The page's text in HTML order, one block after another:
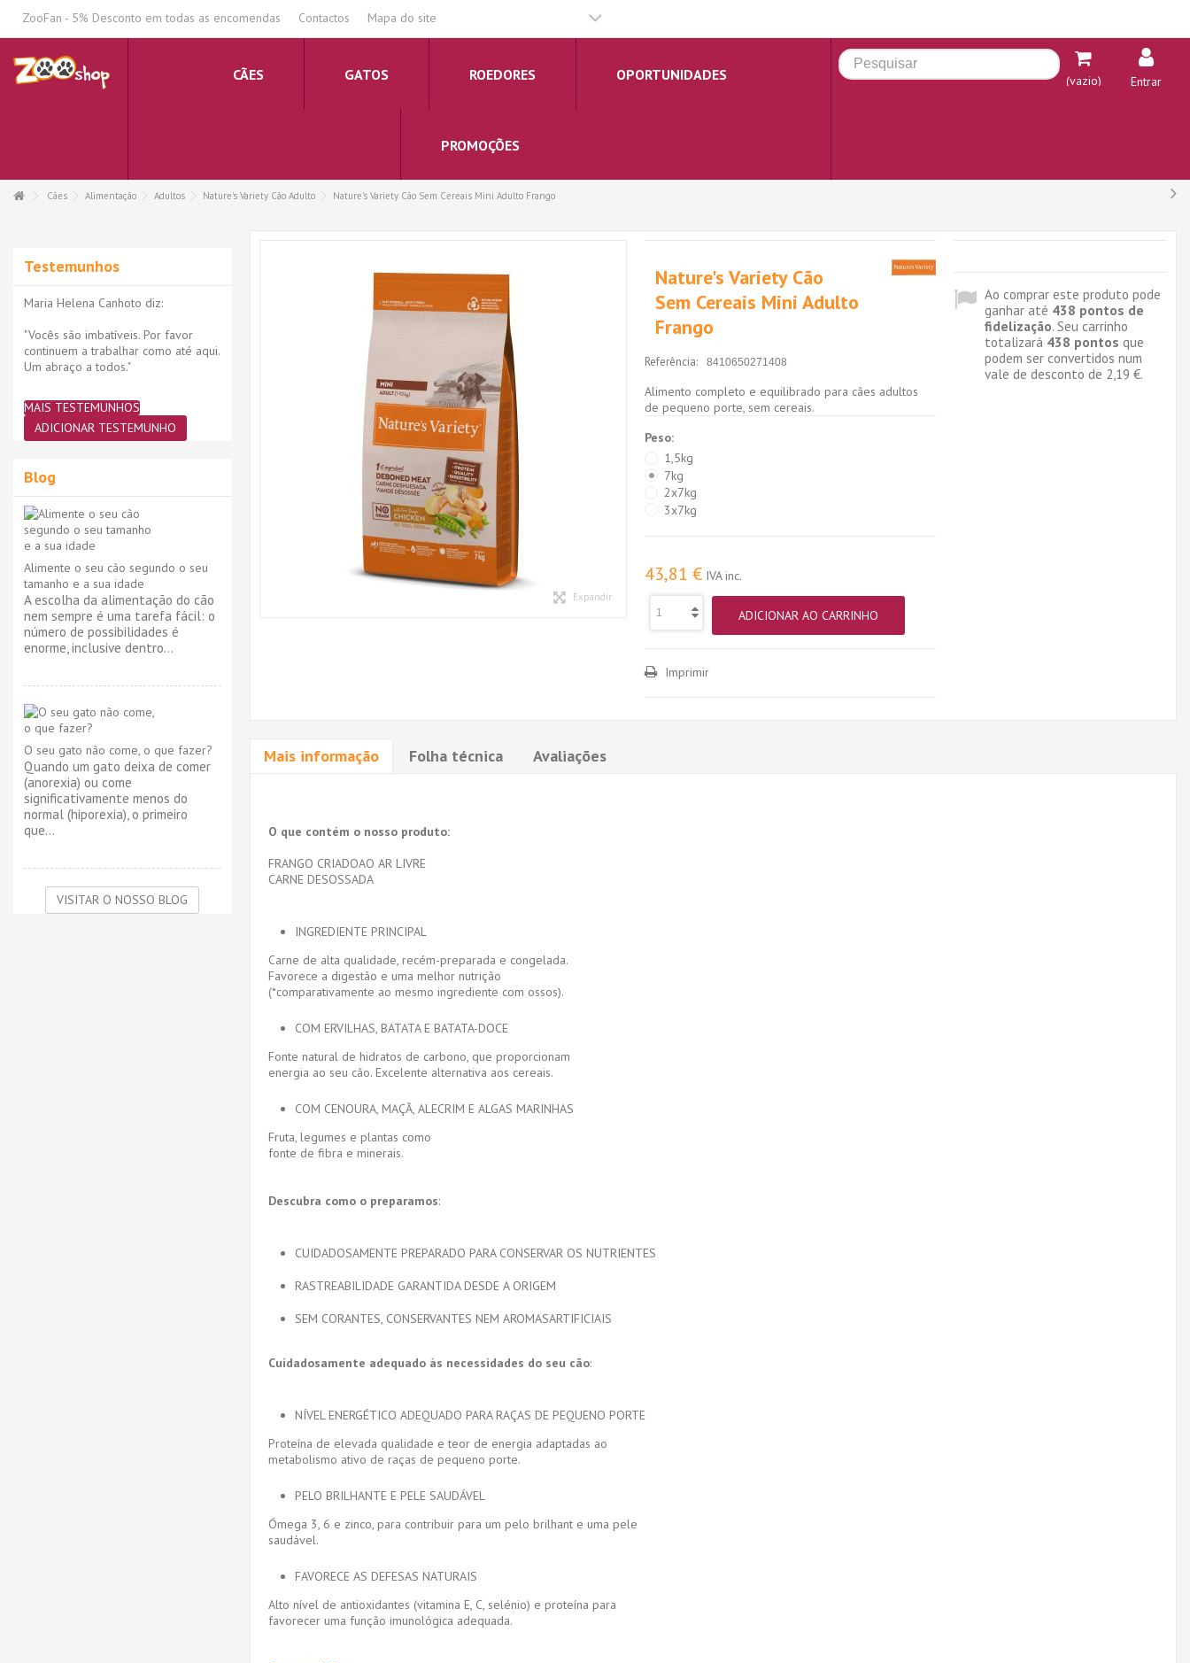
ZooFan - 5% Desconto em todas as encomendas Contactos Mapa do site
CÃES GATOS ROEDORES OPORTUNIDADES
PROMOÇÕES
(vazio) Entrar
Cães Alimentação Adultos Nature's Variety Cão Adulto Nature's Variety Cão Sem Cereais Mini Adulto Frango
Expandir
Nature's Variety Cão
Sem Cereais Mini Adulto
Frango
Referência: 8410650271408
Alimento completo e equilibrado para cães adultos
de pequeno porte, sem cereais.
Peso:
1,5kg
7kg
2x7kg
3x7kg
43,81 € IVA inc.
ADICIONAR AO CARRINHO
Imprimir
Ao comprar este produto pode
ganhar até 438 pontos de
fidelização. Seu carrinho
totalizará 438 pontos que
podem ser convertidos num
vale de desconto de 2,19 €.
Mais informação Folha técnica Avaliações
O que contém o nosso produto:
FRANGO CRIADOAO AR LIVRE
CARNE DESOSSADA
INGREDIENTE PRINCIPAL
Carne de alta qualidade, recém-preparada e congelada.
Favorece a digestão e uma melhor nutrição
(*comparativamente ao mesmo ingrediente com ossos).
COM ERVILHAS, BATATA E BATATA-DOCE
Fonte natural de hidratos de carbono, que proporcionam
energia ao seu cão. Excelente alternativa aos cereais.
COM CENOURA, MAÇÃ, ALECRIM E ALGAS MARINHAS
Fruta, legumes e plantas como
fonte de fibra e minerais.
Descubra como o preparamos:
CUIDADOSAMENTE PREPARADO PARA CONSERVAR OS NUTRIENTES
RASTREABILIDADE GARANTIDA DESDE A ORIGEM
SEM CORANTES, CONSERVANTES NEM AROMASARTIFICIAIS
Cuidadosamente adequado às necessidades do seu cão:
NÍVEL ENERGÉTICO ADEQUADO PARA RAÇAS DE PEQUENO PORTE
Proteína de elevada qualidade e teor de energia adaptadas ao
metabolismo ativo de raças de pequeno porte.
PELO BRILHANTE E PELE SAUDÁVEL
Ómega 3, 6 e zinco, para contribuir para um pelo brilhant e uma pele
saudável.
FAVORECE AS DEFESAS NATURAIS
Alto nível de antioxidantes (vitamina E, C, selénio) e proteína para
favorecer uma função imunológica adequada.
Testemunhos
Maria Helena Canhoto diz:
"Vocês são imbatíveis. Por favor
continuem a trabalhar como até aqui.
Um abraço a todos."
MAIS TESTEMUNHOS
ADICIONAR TESTEMUNHO
Blog
Alimente o seu cão segundo o seu
tamanho e a sua idade
A escolha da alimentação do cão
nem sempre é uma tarefa fácil: o
número de possibilidades é
enorme, inclusive dentro...
O seu gato não come, o que fazer?
Quando um gato deixa de comer
(anorexia) ou come
significativamente menos do
normal (hiporexia), o primeiro
que...
VISITAR O NOSSO BLOG